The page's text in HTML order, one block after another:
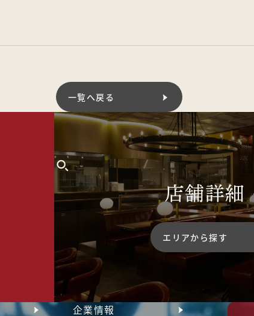
一覧へ戻る
店舗詳細
エリアから探す
企業情報